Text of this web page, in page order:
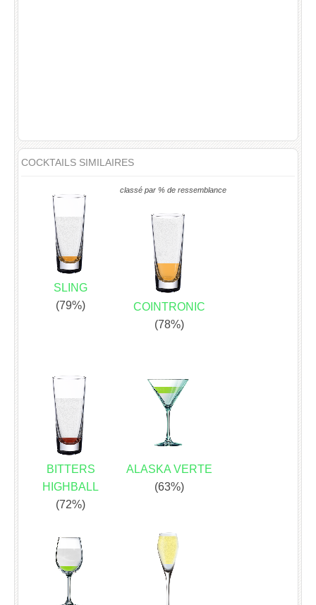
COCKTAILS SIMILAIRES
classé par % de ressemblance
SLING
(79%)
COINTRONIC
(78%)
BITTERS
HIGHBALL
(72%)
ALASKA VERTE
(63%)